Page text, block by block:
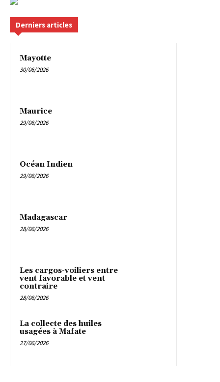
Derniers articles
Mayotte
30/06/2026
Maurice
29/06/2026
Océan Indien
29/06/2026
Madagascar
28/06/2026
Les cargos-voiliers entre
vent favorable et vent
contraire
28/06/2026
La collecte des huiles
usagées à Mafate
27/06/2026